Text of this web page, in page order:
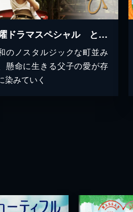
土曜ドラマスペシャル とんび
のノスタルジックな町並み
懸命に生きる父子の愛が存
染みていく